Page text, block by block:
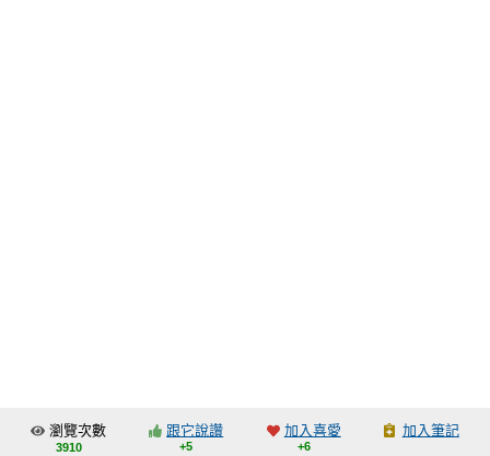
交流中心
瀏覽次數
3910
跟它說讚
+5
加入喜愛
+6
加入筆記